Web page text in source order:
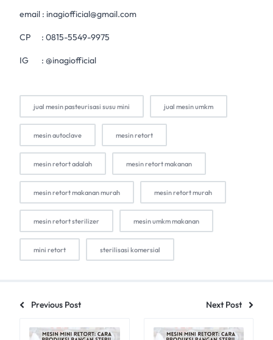
email : inagiofficial@gmail.com
CP : 0815-5549-9975
IG : @inagiofficial
jual mesin pasteurisasi susu mini jual mesin umkm
mesin autoclave mesin retort
mesin retort adalah mesin retort makanan
mesin retort makanan murah mesin retort murah
mesin retort sterilizer mesin umkm makanan
mini retort sterilisasi komersial
Previous Post Next Post